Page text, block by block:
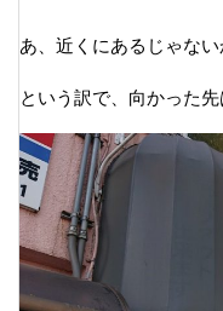
あ、近くにあるじゃない
という訳で、向かった